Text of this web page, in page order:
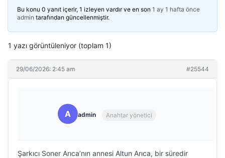
Bu konu 0 yanıt içerir, 1 izleyen vardır ve en son 1 ay 1 hafta önce
admin tarafından güncellenmiştir.
1 yazı görüntüleniyor (toplam 1)
29/06/2026: 2:45 am #25544
A admin Anahtar yönetici
Şarkıcı Soner Arıca’nın annesi Altun Arıca, bir süredir